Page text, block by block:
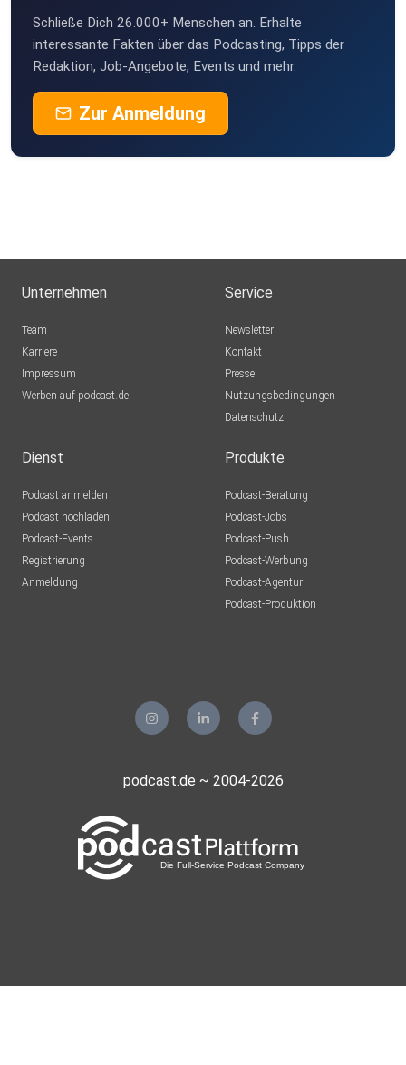
Schließe Dich 26.000+ Menschen an. Erhalte
interessante Fakten über das Podcasting, Tipps der
Redaktion, Job-Angebote, Events und mehr.
Zur Anmeldung
Unternehmen
Team
Karriere
Impressum
Werben auf podcast.de
Service
Newsletter
Kontakt
Presse
Nutzungsbedingungen
Datenschutz
Dienst
Podcast anmelden
Podcast hochladen
Podcast-Events
Registrierung
Anmeldung
Produkte
Podcast-Beratung
Podcast-Jobs
Podcast-Push
Podcast-Werbung
Podcast-Agentur
Podcast-Produktion
podcast.de ~ 2004-2026